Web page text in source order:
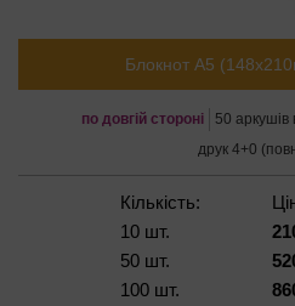
Блокнот А5
по довгій стороні
50 аркушів
друк 4+0
Кількість:
10 шт.
50 шт.
100 шт.